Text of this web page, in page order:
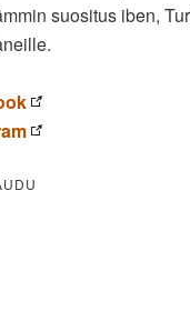
suositus iben,